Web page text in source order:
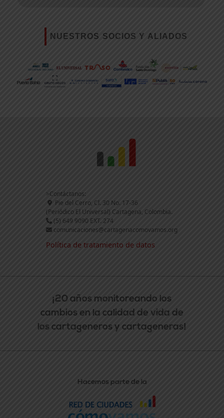
NUESTROS SOCIOS Y ALIADOS
>Contáctanos:
Pie del Cerro, Cl. 30 No. 17-36
(Periódico El Universal) Cartagena, Colombia.
(5) 649 9090 EXT. 274
comunicaciones@cartagenacomovamos.org
Política de tratamiento de datos
¡20 años monitoreando los
cambios en la calidad de vida de
los cartageneros y cartageneras!
Hacemos parte de la